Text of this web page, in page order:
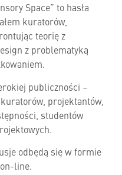
Space” to hasła
kuratorów,
teorię z
z problematyką
publiczności –
projektantów,
studentów
odbędą się w formie
line.